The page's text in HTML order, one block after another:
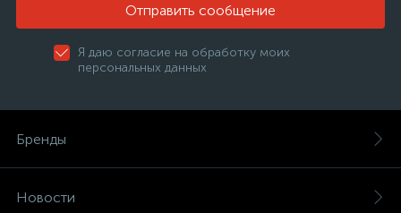
Отправить сообщение
Я даю согласие на обработку моих
персональных данных
Бренды
Новости